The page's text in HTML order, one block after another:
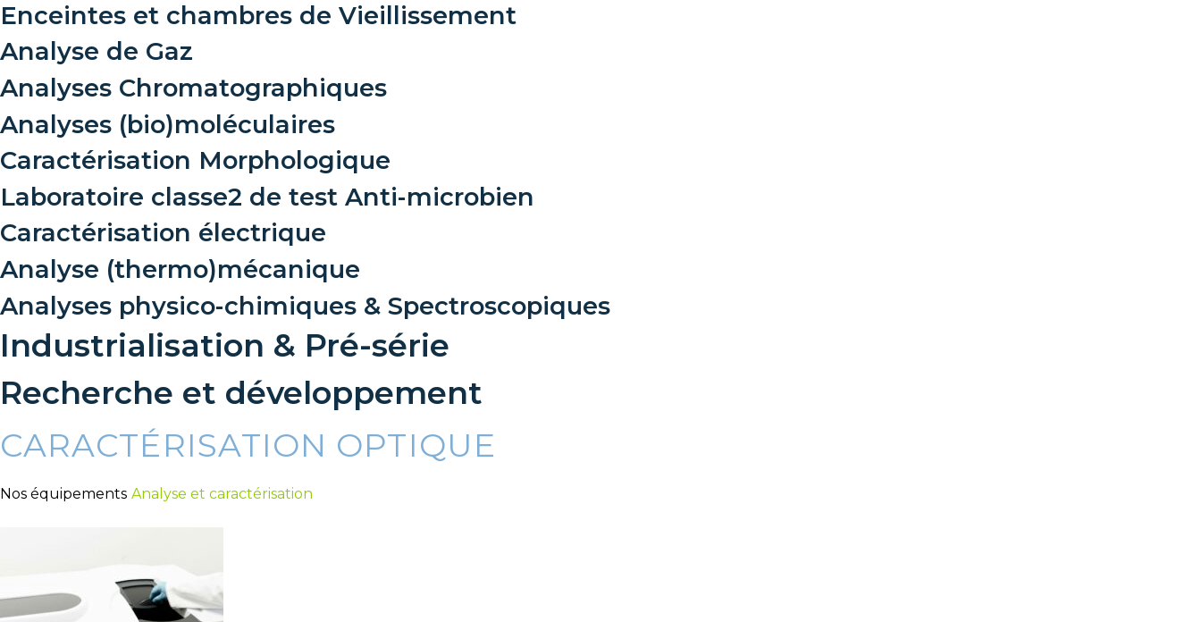
Enceintes et chambres de Vieillissement
Analyse de Gaz
Analyses Chromatographiques
Analyses (bio)moléculaires
Caractérisation Morphologique
Laboratoire classe2 de test Anti-microbien
Caractérisation électrique
Analyse (thermo)mécanique
Analyses physico-chimiques & Spectroscopiques
Industrialisation & Pré-série
Recherche et développement
CARACTÉRISATION OPTIQUE
Nos équipements Analyse et caractérisation